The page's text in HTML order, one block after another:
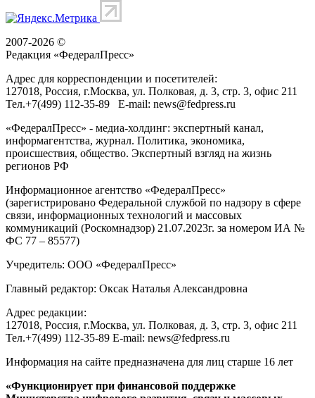
2007-2026 ©
Редакция «ФедералПресс»
Адрес для корреспонденции и посетителей:
127018, Россия, г.Москва, ул. Полковая, д. 3, стр. 3, офис 211
Тел.+7(499) 112-35-89 E-mail: news@fedpress.ru
«ФедералПресс» - медиа-холдинг: экспертный канал,
информагентства, журнал. Политика, экономика,
происшествия, общество. Экспертный взгляд на жизнь
регионов РФ
Информационное агентство «ФедералПресс»
(зарегистрировано Федеральной службой по надзору в сфере
связи, информационных технологий и массовых
коммуникаций (Роскомнадзор) 21.07.2023г. за номером ИА №
ФС 77 – 85577)
Учредитель: ООО «ФедералПресс»
Главный редактор: Оксак Наталья Александровна
Адрес редакции:
127018, Россия, г.Москва, ул. Полковая, д. 3, стр. 3, офис 211
Тел.+7(499) 112-35-89 E-mail: news@fedpress.ru
Информация на сайте предназначена для лиц старше 16 лет
«Функционирует при финансовой поддержке